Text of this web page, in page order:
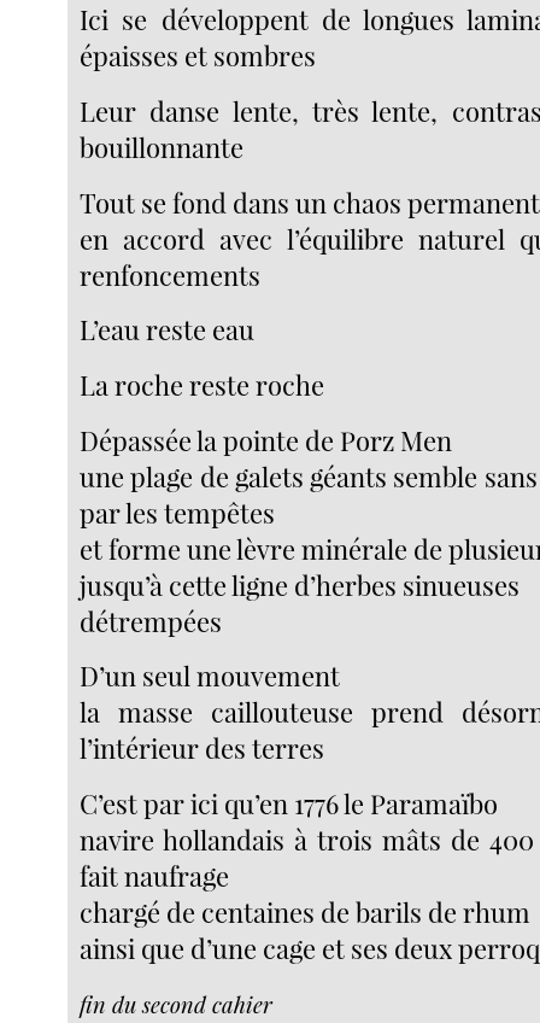
Ici se développent de longues
épaisses et sombres
Leur danse lente, très lente,
bouillonnante
Tout se fond dans un chaos permanent
en accord avec l’équilibre naturel
renfoncements
L’eau reste eau
La roche reste roche
Dépassée la pointe de Porz Men
une plage de galets géants semble
par les tempêtes
et forme une lèvre minérale de
jusqu’à cette ligne d’herbes sinueuses
détrempées
D’un seul mouvement
la masse caillouteuse prend
l’intérieur des terres
C’est par ici qu’en 1776 le Paramaïbo
navire hollandais à trois mâts de
fait naufrage
chargé de centaines de barils de rhum
ainsi que d’une cage et ses deux
fin du second cahier